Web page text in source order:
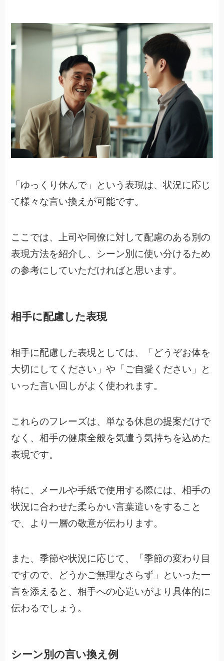
「ゆっくり休んで」という表現は、状況に応じ
て様々な言い換えが可能です。
ここでは、上司や同僚に対して配慮のある別の
表現方法を紹介し、シーン別に使い分けるため
の参考にしていただければと思います。
相手に配慮した表現
相手に配慮した表現としては、「どうぞお体を
大切にしてください」や「ご自愛ください」と
いった言い回しがよく使われます。
これらのフレーズは、単なる休息の提案だけで
なく、相手の健康全般を気遣う気持ちを込めた
表現です。
特に、メールや手紙で使用する際には、相手の
状況に合わせた柔らかい言葉遣いをすること
で、より一層の敬意が伝わります。
また、季節や状況に応じて、「季節の変わり目
ですので、どうかご無理なさらず」といった一
言を添えると、相手への心遣いがより具体的に
伝わるでしょう。
シーン別の言い換え例